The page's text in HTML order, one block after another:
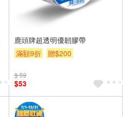
鹿頭牌超透明優韌膠帶
滿額9折
贈$200
$ 59
$53